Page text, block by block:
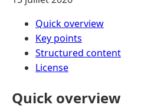
Quick overview
Key points
Structured content
License
Quick overview